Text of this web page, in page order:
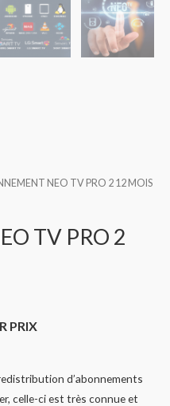
NEO TV PRO 2 12 MOIS
TV PRO 2
PRIX
d’abonnements
celle-ci est très connue et